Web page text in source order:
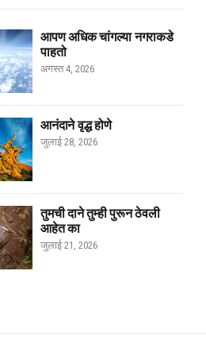
आपण अधिक चांगल्या नगराकडे
पाहतो
अगस्त 4, 2026
आनंदाने वृद्ध होणे
जुलाई 28, 2026
तुमची दाने तुम्ही पुरून ठेवली
आहेत का
जुलाई 21, 2026